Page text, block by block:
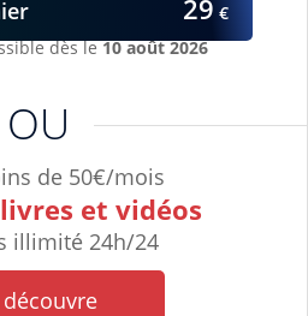
OU
de 50€/mois
et vidéos
illimité 24h/24
découvre
dès le10 août 2026
29 €